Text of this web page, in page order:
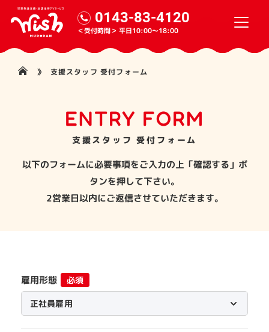
0143-83-4120
＜受付時間＞ 平日10:00～18:00
支援スタッフ 受付フォーム
ENTRY FORM
支援スタッフ 受付フォーム
以下のフォームに必要事項をご入力の上「確認する」ボ
タンを押して下さい。
2営業日以内にご返信させていただきます。
雇用形態 必須